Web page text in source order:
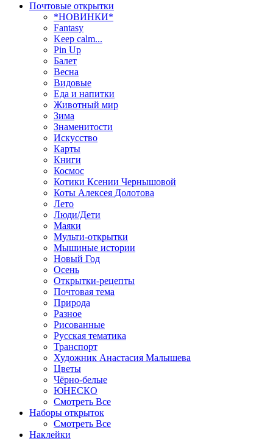
Почтовые открытки
*НОВИНКИ*
Fantasy
Keep calm...
Pin Up
Балет
Весна
Видовые
Еда и напитки
Животный мир
Зима
Знаменитости
Искусство
Карты
Книги
Космос
Котики Ксении Чернышовой
Коты Алексея Долотова
Лето
Люди/Дети
Маяки
Мульти-открытки
Мышиные истории
Новый Год
Осень
Открытки-рецепты
Почтовая тема
Природа
Разное
Рисованные
Русская тематика
Транспорт
Художник Анастасия Малышева
Цветы
Чёрно-белые
ЮНЕСКО
Смотреть Все
Наборы открыток
Смотреть Все
Наклейки